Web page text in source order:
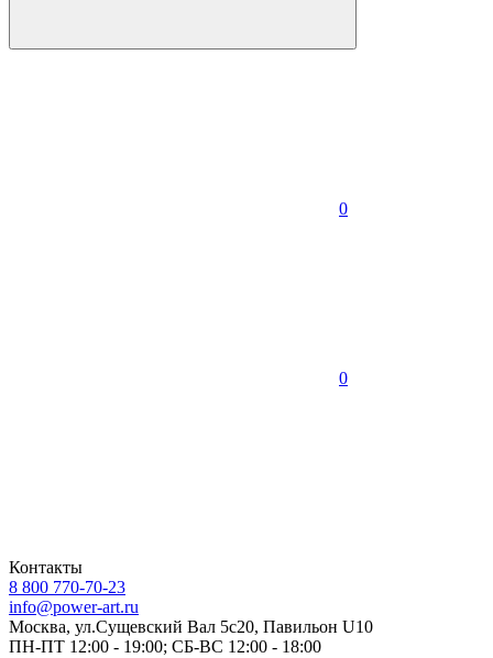
0
0
Контакты
8 800 770-70-23
info@power-art.ru
Москва, ул.Сущевский Вал 5с20, Павильон U10
ПН-ПТ 12:00 - 19:00; СБ-ВС 12:00 - 18:00